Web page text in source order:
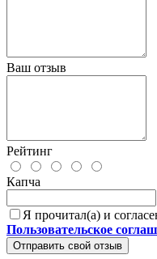
Ваш отзыв
Рейтинг
Капча
Я прочитал(а) и
Пользовательское
Отправить свой отзыв